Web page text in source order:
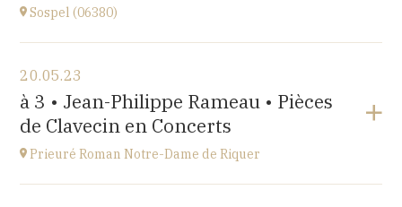
Accéder au site
Sospel (06380)
Sospel (06380)
à 20H30
Accéder au site
20.05.23
à 3 • Jean-Philippe Rameau • Pièces
de Clavecin en Concerts
Prieuré Roman Notre-Dame de Riquer